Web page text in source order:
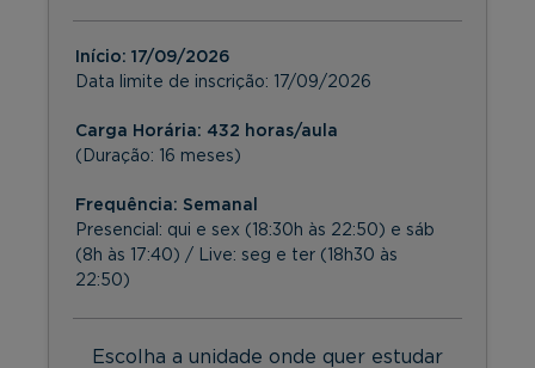
Início: 17/09/2026
Data limite de inscrição: 17/09/2026
Carga Horária: 432 horas/aula
(Duração: 16 meses)
Frequência: Semanal
Presencial: qui e sex (18:30h às 22:50) e sáb
(8h às 17:40) / Live: seg e ter (18h30 às
22:50)
Escolha a unidade onde quer estudar